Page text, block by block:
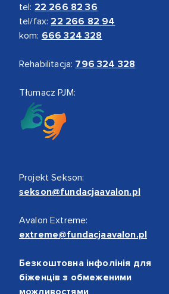
tel: 22 266 82 36
tel/fax: 22 266 82 94
kom: 666 324 328
Rehabilitacja: 796 324 328
Tłumacz PJM:
Projekt Sekson:
sekson@fundacjaavalon.pl
Avalon Extreme:
extreme@fundacjaavalon.pl
Безкоштовна інфолінія для
біженців з обмеженими
можливостями